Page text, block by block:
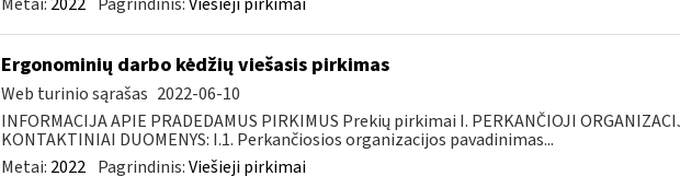
Ergonominių darbo kėdžių viešasis pirkimas
Web turinio sąrašas 2022-06-10
INFORMACIJA APIE PRADEDAMUS PIRKIMUS Prekių pirkimai I. PERKANČIOJI
KONTAKTINIAI DUOMENYS: I.1. Perkančiosios organizacijos pavadinimas...
Metai: 2022 Pagrindinis:Viešieji pirkimai